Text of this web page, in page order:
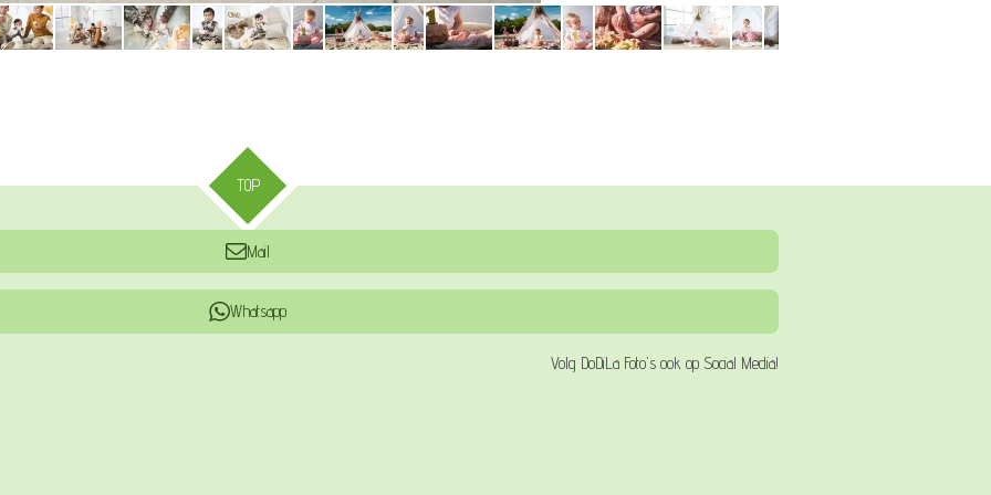
TOP
Mail
Whatsapp
Volg DoDiLa Foto's ook op Social Media!